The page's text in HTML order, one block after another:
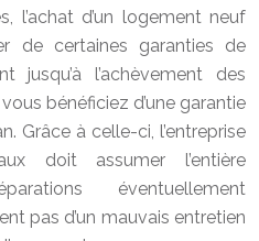
l’achat d’un logement neuf
de certaines garanties de
jusqu’à l’achèvement des
bénéficiez d’une garantie
Grâce à celle-ci, l’entreprise
doit assumer l’entière
éventuellement
pas d’un mauvais entretien